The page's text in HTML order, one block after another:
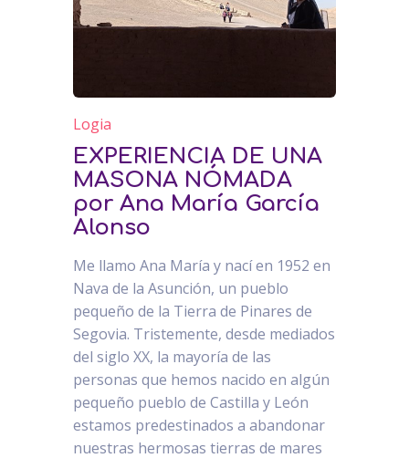
Logia
EXPERIENCIA DE UNA
MASONA NÓMADA
por Ana María García
Alonso
Me llamo Ana María y nací en 1952 en
Nava de la Asunción, un pueblo
pequeño de la Tierra de Pinares de
Segovia. Tristemente, desde mediados
del siglo XX, la mayoría de las
personas que hemos nacido en algún
pequeño pueblo de Castilla y León
estamos predestinados a abandonar
nuestras hermosas tierras de mares